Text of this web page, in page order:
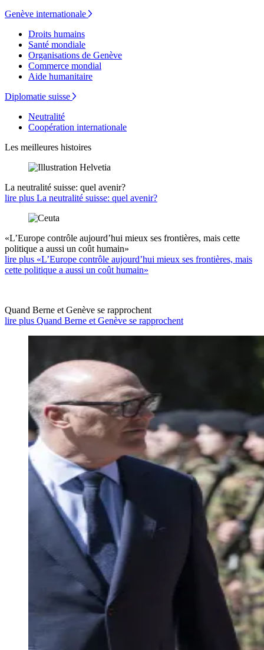
Genève internationale
Droits humains
Santé mondiale
Organisations de Genève
Commerce mondial
Aide humanitaire
Diplomatie suisse
Neutralité
Coopération internationale
Les meilleures histoires
La neutralité suisse: quel avenir?
lire plus La neutralité suisse: quel avenir?
«L’Europe contrôle aujourd’hui mieux ses frontières, mais cette
politique a aussi un coût humain»
lire plus «L’Europe contrôle aujourd’hui mieux ses frontières, mais
cette politique a aussi un coût humain»
Quand Berne et Genève se rapprochent
lire plus Quand Berne et Genève se rapprochent